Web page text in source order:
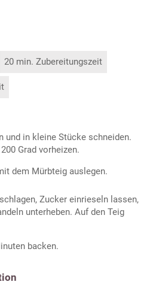
20 min. Zubereitungszeit
und in kleine Stücke schneiden.
Grad vorheizen.
dem Mürbteig auslegen.
Zucker einrieseln lassen,
unterheben. Auf den Teig
backen.